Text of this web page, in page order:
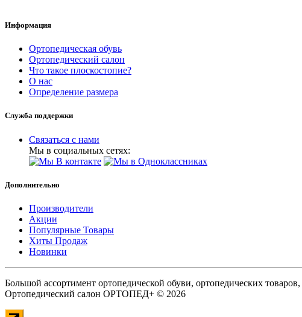
Информация
Ортопедическая обувь
Ортопедический салон
Что такое плоскостопие?
О нас
Определение размера
Служба поддержки
Связаться с нами
Мы в социальных сетях:
Дополнительно
Производители
Акции
Популярные Товары
Хиты Продаж
Новинки
Большой ассортимент ортопедической обуви, ортопедических
Ортопедический салон ОРТОПЕД+ © 2026